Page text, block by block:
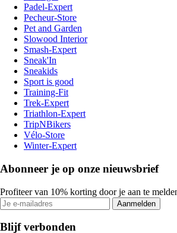
Padel-Expert
Pecheur-Store
Pet and Garden
Slowood Interior
Smash-Expert
Sneak'In
Sneakids
Sport is good
Training-Fit
Trek-Expert
Triathlon-Expert
TripNBikers
Vélo-Store
Winter-Expert
Abonneer je op onze nieuwsbrief
Profiteer van 10% korting door je aan te
Aanmelden
Blijf verbonden